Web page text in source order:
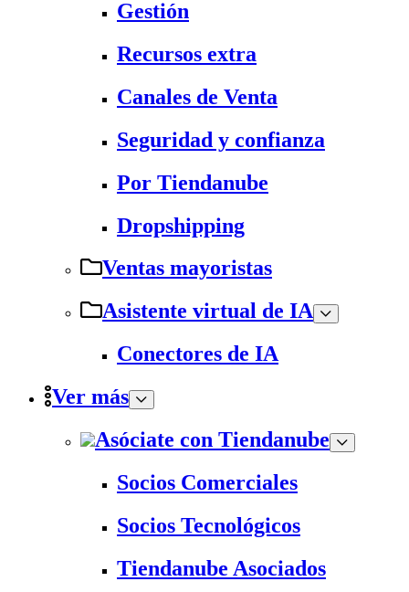
Gestión
Recursos extra
Canales de Venta
Seguridad y confianza
Por Tiendanube
Dropshipping
Ventas mayoristas
Asistente virtual de IA
Conectores de IA
Ver más
Asóciate con Tiendanube
Socios Comerciales
Socios Tecnológicos
Tiendanube Asociados